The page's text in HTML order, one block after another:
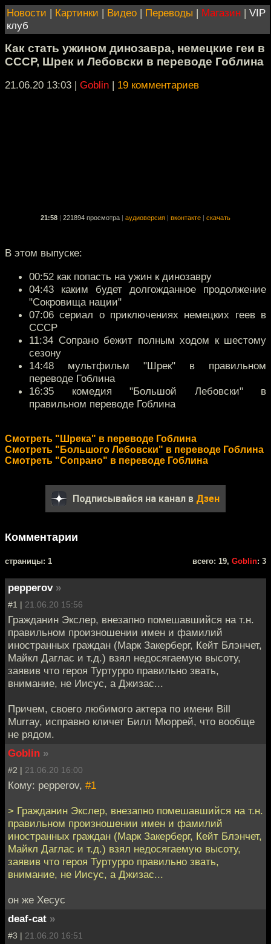
Новости | Картинки | Видео | Переводы | Магазин | VIP
клуб
Как стать ужином динозавра, немецкие геи в
СССР, Шрек и Лебовски в переводе Гоблина
21.06.20 13:03 | Goblin | 19 комментариев
21:58 221894 просмотра аудиоверсия вконтакте скачать
В этом выпуске:
00:52 как попасть на ужин к динозавру
04:43 каким будет долгожданное продолжение
"Сокровища нации"
07:06 сериал о приключениях немецких геев в
СССР
11:34 Сопрано бежит полным ходом к шестому
сезону
14:48 мультфильм "Шрек" в правильном
переводе Гоблина
16:35 комедия "Большой Лебовски" в
правильном переводе Гоблина
Смотреть "Шрека" в переводе Гоблина
Смотреть "Большого Лебовски" в переводе Гоблина
Смотреть "Сопрано" в переводе Гоблина
Подписывайся на канал в Дзен
Комментарии
cтраницы: 1 всего: 19, Goblin: 3
pepperov »
#1 | 21.06.20 15:56
Гражданин Экслер, внезапно помешавшийся на т.н.
правильном произношении имен и фамилий
иностранных граждан (Марк Закерберг, Кейт Блэнчет,
Майкл Даглас и т.д.) взял недосягаемую высоту,
заявив что героя Туртурро правильно звать,
внимание, не Иисус, а Джизас...
Причем, своего любимого актера по имени Bill
Murray, исправно кличет Билл Мюррей, что вообще
не рядом.
Goblin »
#2 | 21.06.20 16:00
Кому: pepperov, #1
> Гражданин Экслер, внезапно помешавшийся на т.н.
правильном произношении имен и фамилий
иностранных граждан (Марк Закерберг, Кейт Блэнчет,
Майкл Даглас и т.д.) взял недосягаемую высоту,
заявив что героя Туртурро правильно звать,
внимание, не Иисус, а Джизас...
он же Хесус
deaf-cat »
#3 | 21.06.20 16:51